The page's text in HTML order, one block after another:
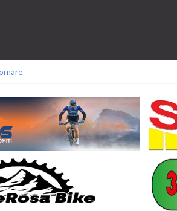
e Gallis. Signorelli 5^ la migliore tra gli
sfida agonistica di una leggendaria storia
argento azzurro a Monteceneri